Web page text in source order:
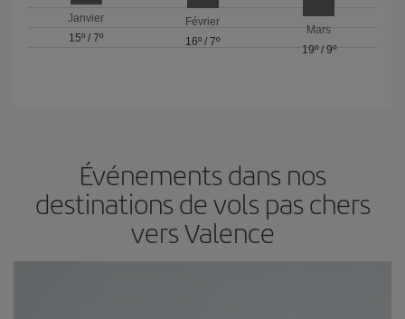
Janvier
15º /7º
Février
16º / 7º
Mars
19º/ 9º
Événements dans nos
destinations de vols pas chers
vers Valence